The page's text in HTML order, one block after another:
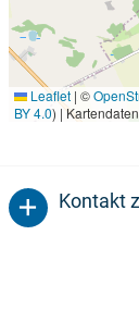
Leaflet | ©
BY 4.0) |
Kontakt